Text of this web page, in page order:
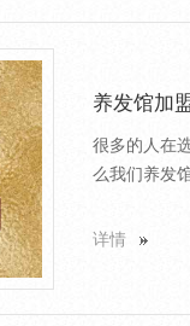
养发馆加
很多的人在
么我们养发
详情